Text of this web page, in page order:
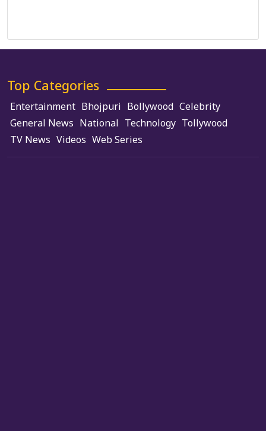
Top Categories
Entertainment Bhojpuri Bollywood Celebrity
General News National Technology Tollywood
TV News Videos Web Series